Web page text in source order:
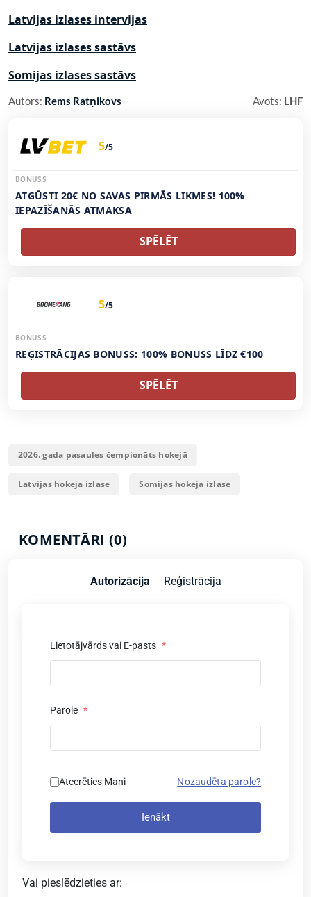
Latvijas izlases intervijas
Latvijas izlases sastāvs
Somijas izlases sastāvs
Autors: Rems Ratņikovs Avots: LHF
5/5
BONUSS
ATGŪSTI 20€ NO SAVAS PIRMĀS LIKMES! 100%
IEPAZĪŠANĀS ATMAKSA
SPĒLĒT
5/5
BONUSS
REĢISTRĀCIJAS BONUSS: 100% BONUSS LĪDZ €100
SPĒLĒT
2026. gada pasaules čempionāts hokejā
Latvijas hokeja izlase Somijas hokeja izlase
KOMENTĀRI (0)
Autorizācija Reģistrācija
Lietotājvārds vai E-pasts *
Parole *
Atcerēties Mani Nozaudēta parole?
Ienākt
Vai pieslēdzieties ar: